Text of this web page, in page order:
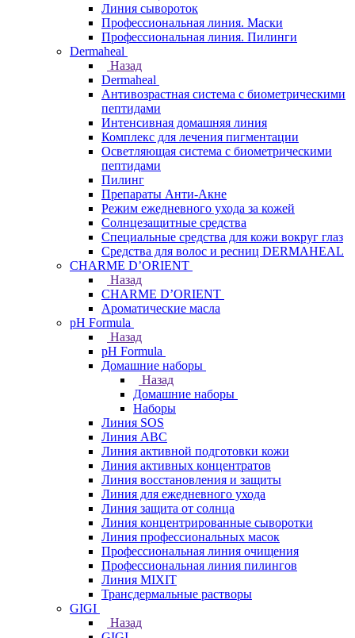
Линия сывороток
Профессиональная линия. Маски
Профессиональная линия. Пилинги
Dermaheal
Назад
Dermaheal
Антивозрастная система с биометрическими
пептидами
Интенсивная домашняя линия
Комплекс для лечения пигментации
Осветляющая система с биометрическими
пептидами
Пилинг
Препараты Анти-Акне
Режим ежедневного ухода за кожей
Солнцезащитные средства
Специальные средства для кожи вокруг глаз
Средства для волос и ресниц DERMAHEAL
CHARME D’ORIENT
Назад
CHARME D’ORIENT
Ароматические масла
pH Formula
Назад
pH Formula
Домашние наборы
Назад
Домашние наборы
Наборы
Линия SOS
Линия АВС
Линия активной подготовки кожи
Линия активных концентратов
Линия восстановления и защиты
Линия для ежедневного ухода
Линия защита от солнца
Линия концентрированные сыворотки
Линия профессиональных масок
Профессиональная линия очищения
Профессиональная линия пилингов
Линия MIXIT
Трансдермальные растворы
GIGI
Назад